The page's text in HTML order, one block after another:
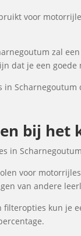
voor
zal
dat je een goede
bij
in
voor
van andere
filteropties kun